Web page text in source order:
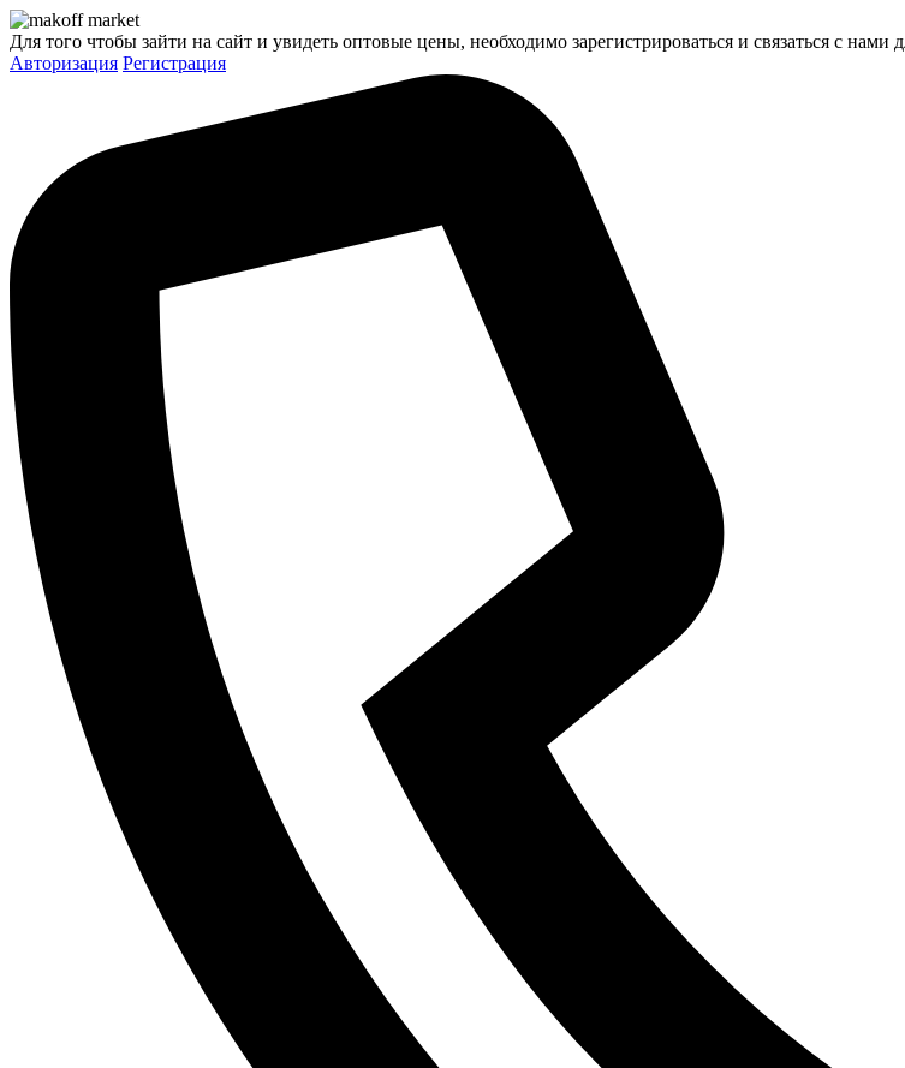
Для того чтобы зайти на сайт и увидеть оптовые цены, необходимо зарегистрироваться и связаться с нами
Авторизация Регистрация